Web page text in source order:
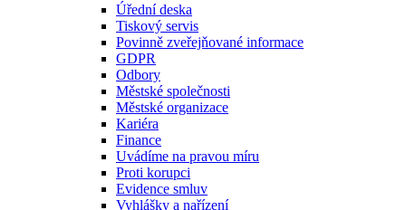
Úřední deska
Tiskový servis
Povinně zveřejňované informace
GDPR
Odbory
Městské společnosti
Městské organizace
Kariéra
Finance
Uvádíme na pravou míru
Proti korupci
Evidence smluv
Vyhlášky a nařízení